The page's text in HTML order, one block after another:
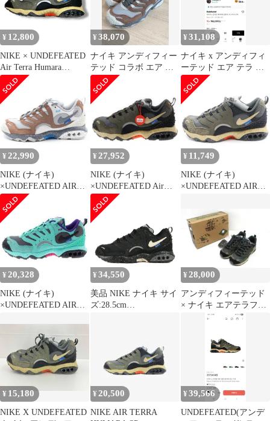
カー マルチ
US9.5/27.5cm
¥ 12,800
NIKE × UNDEFEATED
Air Terra Humara
""Cargo Khaki"" エアテ
ラフマラ ""カーゴカー
キ"" スニーカー ナイキ
× アンディフィーテッ
ド FN7546-300 30cm
（11108M）
¥38,070
ナイキ アンディフィー
テッド コラボ エア テ
ラ フマラ US10
¥31,108
ナイキ x アンディフィ
ーテッド エア テラ フ
マラ カーキ 270
¥ 22,990
NIKE (ナイキ)
×UNDEFEATED AIR
TERRA HUMARA
ARCHAEO BROWN
FN7546-200 アンディフ
ィーテッド × ナイキ エ
アテラフマラ アーキオ
ブラウン US9.5/27.5cm
¥ 27,952
NIKE (ナイキ)
×UNDEFEATED Air
Terra Humara Cargo
Khaki アンディフィー
テッド エアテラフマラ
カーゴカーキ ローカッ
トスニーカー
US9.5/27.5cm FN7546-
300
¥ 11,749
NIKE (ナイキ)
×UNDEFEATED AIR
フィーテッド エアテラ
フマラ ローカットスニ
ーカー US10/28.0cm マ
¥ 20,328
NIKE (ナイキ)
×UNDEFEATED AIR
テラフマラ ローカット
スニーカー グリーン
US9.5/27.5cm FN7546-
301
¥ 34,550
美品 NIKE ナイキ サイ
ズ:28.5cm
フィーテッド エア テラ
フマラ ブラック 黒
US10.5 ローカット ス
ニーカー シューズ 靴
コラボ【メンズ】
¥ 28,000
アンディフィーテッド
× ナイキ エアテラフマ
ラ 77-YK2606-96
¥ 15,180
NIKE X UNDEFEATED
¥20,500
NIKE AIR TERRA
¥39,566
UNDEFEATED(アンデ